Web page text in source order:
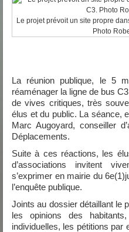
Le projet prévoit un site propre
Photo
La réunion publique, le 5
réaménager la ligne de bus
de vives critiques, très
élus et du public. La séance,
Marc Augoyard, conseiller
Déplacements.
Suite à ces réactions, les
d’associations invitent
s’exprimer en mairie du 6e(1)
l’enquête publique.
Joints au dossier détaillant le
les opinions des
individuelles, les pétitions par